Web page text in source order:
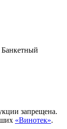
Банкетный
запрещена.
«Винотек».